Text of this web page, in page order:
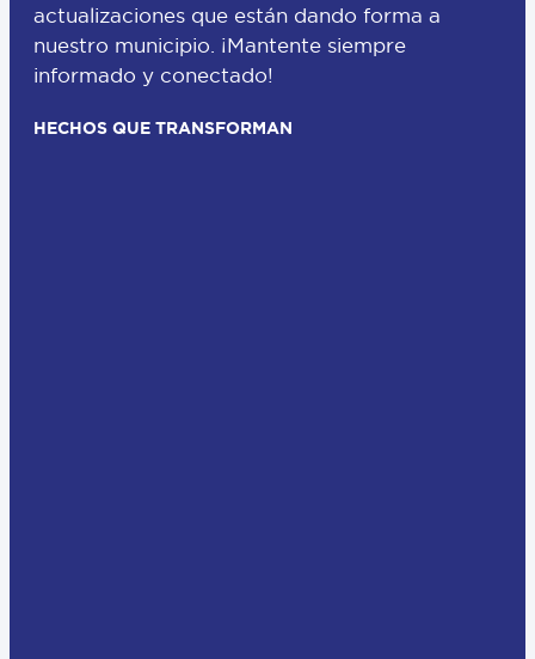
actualizaciones que están dando forma a
nuestro municipio. ¡Mantente siempre
informado y conectado!
HECHOS QUE TRANSFORMAN